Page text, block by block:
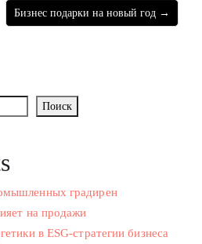
Бизнес подарки на новый год →
Поиск
градирен
на продажи
в ESG-стратегии бизнеса